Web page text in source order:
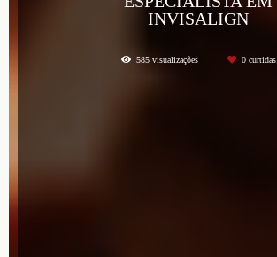
INVISALIGN
585visualizações 0curtidas